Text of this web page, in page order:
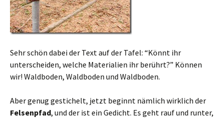
Sehr schön dabei der Text auf der Tafel: “Könnt ihr
unterscheiden, welche Materialien ihr berührt?” Können
wir! Waldboden, Waldboden und Waldboden.
Aber genug gestichelt, jetzt beginnt nämlich wirklich der
Felsenpfad, und der ist ein Gedicht. Es geht rauf und runter,